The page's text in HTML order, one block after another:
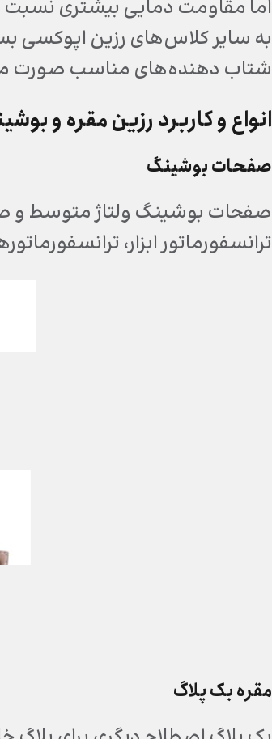
اما مقاومت دمایی بیشتری نسبت
به سایر کلاس‌های رزین اپوکسی
شتاب دهنده‌های مناسب صورت
انواع و کاربرد رزین مقره و
صفحات بوشینگ
صفحات بوشینگ ولتاژ متوسط و
ترانسفورماتور ابزار،
مقره بک پلاگ